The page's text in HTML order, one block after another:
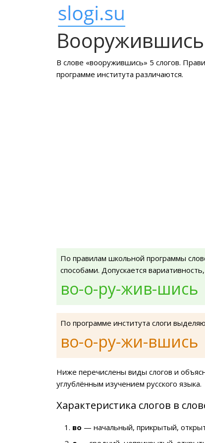
В слове «вооружившись» 5 слогов.
программе института различаются.
По правилам школьной программы
способами. Допускается
во-о-ру-жив-шись
По программе института слоги
во-о-ру-жи-вшись
Ниже перечислены виды слогов и
углублённым изучением русского языка.
Характеристика слогов в
во — начальный, прикрытый,